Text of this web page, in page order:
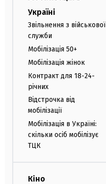
Україні
Звільнення з військової
служби
Мобілізація 50+
Мобілізація жінок
Контракт для 18-24-
річних
Відстрочка від
мобілізації
Мобілізація в Україні:
скільки осіб мобілізує
ТЦК
Кіно